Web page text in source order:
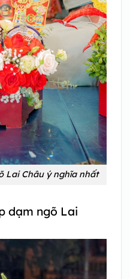
Lai Châu ý nghĩa nhất
dạm ngõ Lai